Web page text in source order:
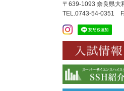
〒639-1093 奈良県大
TEL.0743-54-0351